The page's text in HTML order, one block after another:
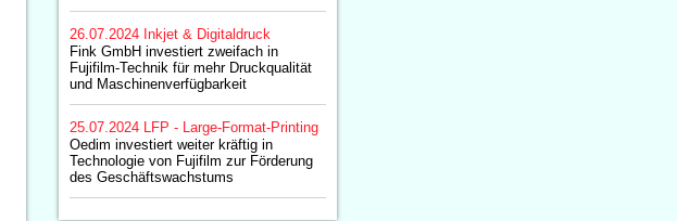
26.07.2024 Inkjet & Digitaldruck
Fink GmbH investiert zweifach in
Fujifilm-Technik für mehr Druckqualität
und Maschinenverfügbarkeit
25.07.2024
LFP - Large-Format-Printing
Oedim investiert weiter kräftig in
Technologie von Fujifilm zur Förderung
des Geschäftswachstums